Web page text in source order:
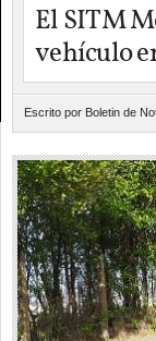
El SITM
vehículo
Escrito por Boletin de